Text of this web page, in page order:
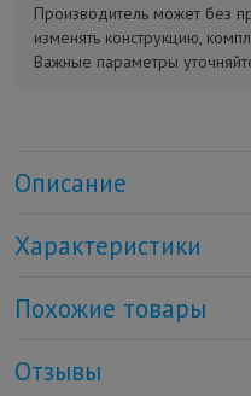
Производитель может без
изменять конструкцию,
Важные параметры
Описание
Характеристики
Похожие товары
Отзывы